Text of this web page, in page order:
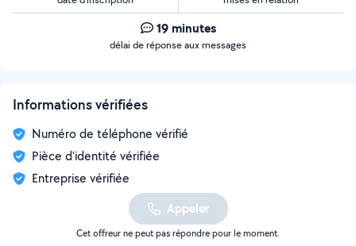
19 minutes
délai de réponse aux messages
Informations vérifiées
Numéro de téléphone vérifié
Pièce d'identité vérifiée
Entreprise vérifiée
Appeler
Cet offreur ne peut pas répondre pour le moment.